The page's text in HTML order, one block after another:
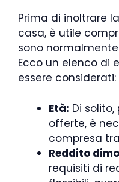
Prima di inoltrare
casa, è utile
sono
Ecco un elenco di
essere considerati:
Età: Di
offerte, è
compresa
Reddito
requisiti di